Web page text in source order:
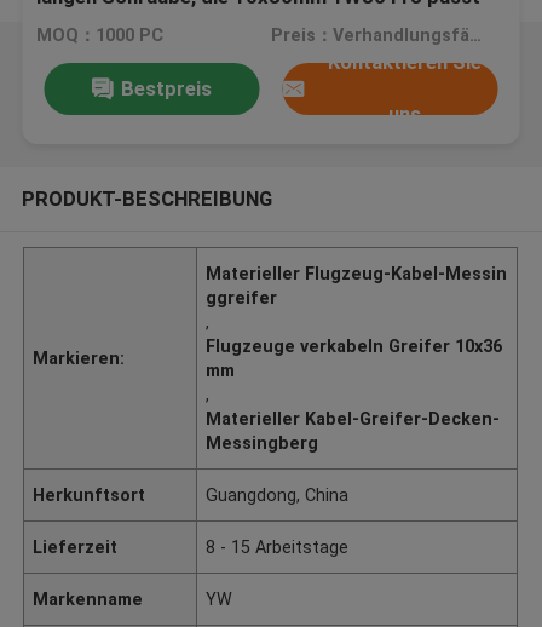
MOQ：1000 PC Preis：Verhandlungsfähig
Bestpreis
Kontaktieren Sie
uns
PRODUKT-BESCHREIBUNG
Markieren:
Materieller Flugzeug-Kabel-Messin
ggreifer
,
Flugzeuge verkabeln Greifer 10x36
mm
,
Materieller Kabel-Greifer-Decken-
Messingberg
Herkunftsort Guangdong, China
Lieferzeit 8 - 15 Arbeitstage
Markenname YW